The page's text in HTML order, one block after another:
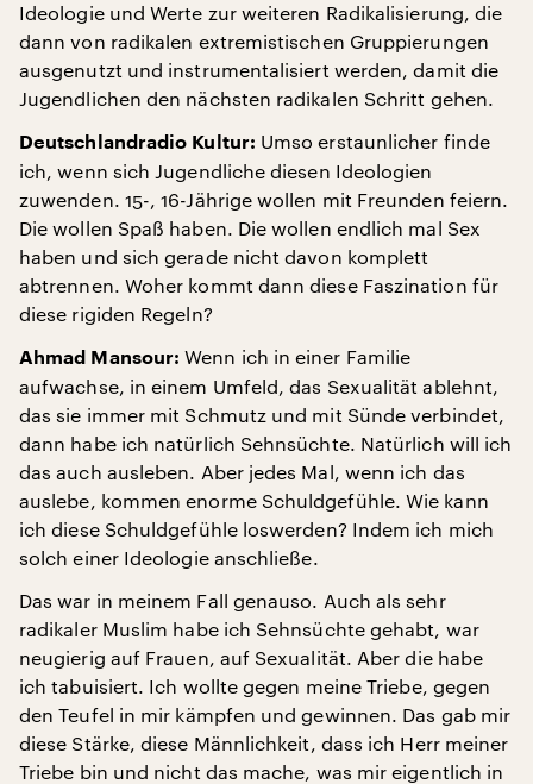
Ideologie und Werte zur weiteren Radikalisierung, die
dann von radikalen extremistischen Gruppierungen
ausgenutzt und instrumentalisiert werden, damit die
Jugendlichen den nächsten radikalen Schritt gehen.
Deutschlandradio Kultur: Umso erstaunlicher finde
ich, wenn sich Jugendliche diesen Ideologien
zuwenden. 15-, 16-Jährige wollen mit Freunden feiern.
Die wollen Spaß haben. Die wollen endlich mal Sex
haben und sich gerade nicht davon komplett
abtrennen. Woher kommt dann diese Faszination für
diese rigiden Regeln?
Ahmad Mansour: Wenn ich in einer Familie
aufwachse, in einem Umfeld, das Sexualität ablehnt,
das sie immer mit Schmutz und mit Sünde verbindet,
dann habe ich natürlich Sehnsüchte. Natürlich will ich
das auch ausleben. Aber jedes Mal, wenn ich das
auslebe, kommen enorme Schuldgefühle. Wie kann
ich diese Schuldgefühle loswerden? Indem ich mich
solch einer Ideologie anschließe.
Das war in meinem Fall genauso. Auch als sehr
radikaler Muslim habe ich Sehnsüchte gehabt, war
neugierig auf Frauen, auf Sexualität. Aber die habe
ich tabuisiert. Ich wollte gegen meine Triebe, gegen
den Teufel in mir kämpfen und gewinnen. Das gab mir
diese Stärke, diese Männlichkeit, dass ich Herr meiner
Triebe bin und nicht das mache, was mir eigentlich in